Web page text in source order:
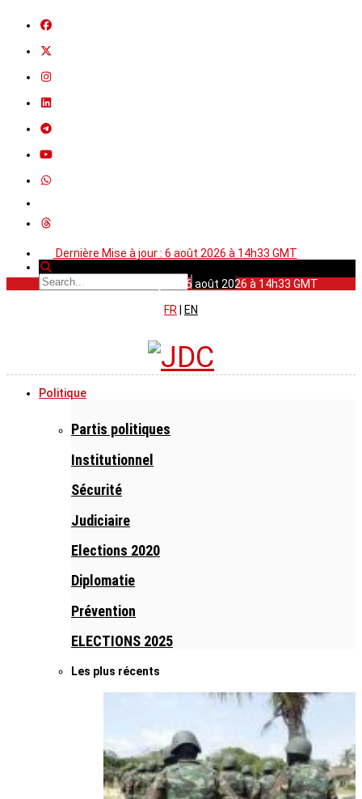
Dernière Mise à jour : 6 août 2026 à 14h33 GMT
Dernière Mise à jour : 6 août 2026 à 14h33 GMT
FR
EN
Politique
Partis politiques
Institutionnel
Sécurité
Judiciaire
Elections 2020
Diplomatie
Prévention
ELECTIONS 2025
Les plus récents